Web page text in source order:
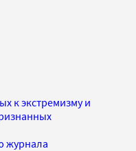
к экстремизму и
журнала